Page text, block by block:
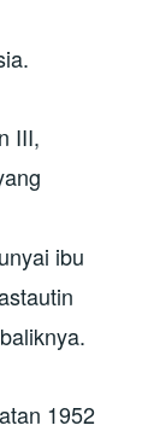
III,
ibu
1952